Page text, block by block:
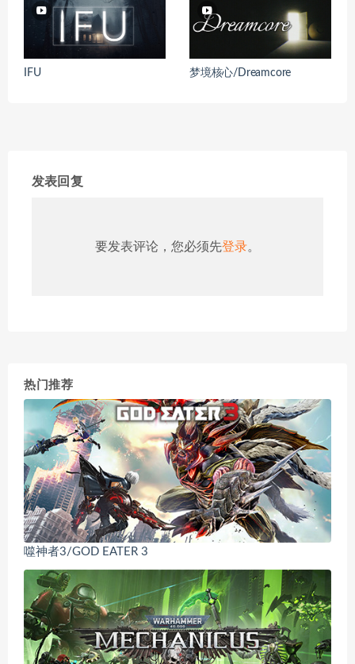
IFU 梦境核心/Dreamcore
发表回复
要发表评论，您必须先登录。
热门推荐
噬神者3/GOD EATER 3